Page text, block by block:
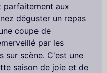
parfaitement aux
déguster un repas
coupe de
par les
sur scène. C'est une
saison de joie et de